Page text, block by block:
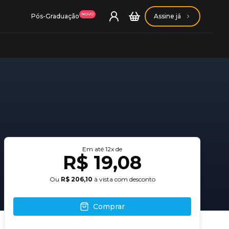
Pós-Graduação NOVO Assine já
Em até 12x de
R$ 19,08
Ou R$ 206,10 à vista com desconto
Comprar